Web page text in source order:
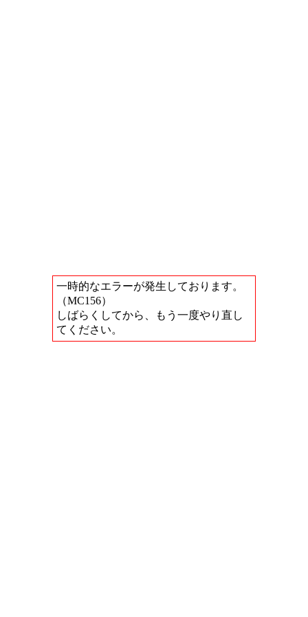
一時的なエラーが発生しております。
（MC156）
しばらくしてから、もう一度やり直し
てください。